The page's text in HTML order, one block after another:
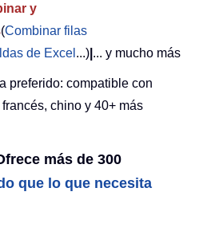
y
(Combinar filas
de Excel ...) ... y mucho más
preferido: compatible con
chino y 40+ más
más de 300
que lo que necesita